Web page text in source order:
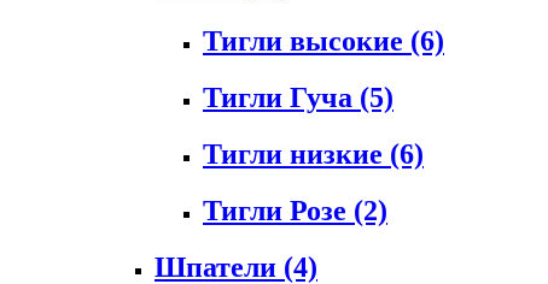
Тигли высокие (6)
Тигли Гуча (5)
Тигли низкие (6)
Тигли Розе (2)
Шпатели (4)